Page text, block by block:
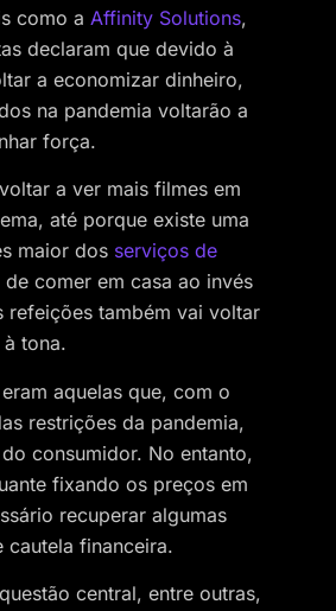
como a Affinity Solutions,
declaram que devido à
a economizar dinheiro,
na pandemia voltarão a
força.
a ver mais filmes em
até porque existe uma
maior dosserviços de
de comer em casa ao invés
refeições também vai voltar
à tona.
aquelas que, com o
restrições da pandemia,
consumidor. No entanto,
fixando os preços em
recuperar algumas
cautela financeira.
central, entre outras,